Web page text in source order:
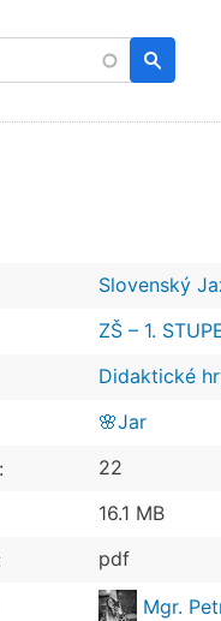
Slovenský
ZŠ – 1.
Didaktické
🌸Jar
22
16.1 MB
pdf
Mgr.